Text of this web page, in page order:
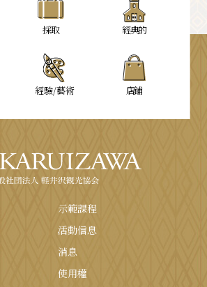
採取 經典的
經驗/藝術 店鋪
示範課程
活動信息
消息
使用權